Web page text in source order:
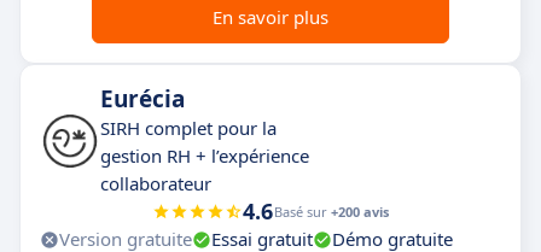
En savoir plus
Eurécia
SIRH complet pour la
gestion RH + l’expérience
collaborateur
4.6Basé sur +200 avis
Version gratuite Essai gratuit
Démo gratuite